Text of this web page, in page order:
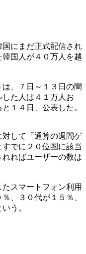
にまだ正式配信され
国人が４０万人を越
、７日～１３日の間
た人は４１万人お
１４日、公表した。
して「通算の週間ゲ
でに２０位圏に該当
ればユーザーの数は
スマートフォン利用
、３０代が１５％、
う。